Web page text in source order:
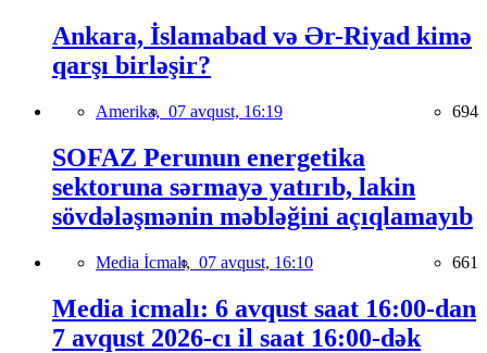
Ankara, İslamabad və Ər-Riyad kimə
qarşı birləşir?
Amerika, 07 avqust, 16:19 694
SOFAZ Perunun energetika
sektoruna sərmayə yatırıb, lakin
sövdələşmənin məbləğini açıqlamayıb
Media İcmalı, 07 avqust, 16:10 661
Media icmalı: 6 avqust saat 16:00-dan
7 avqust 2026-cı il saat 16:00-dək